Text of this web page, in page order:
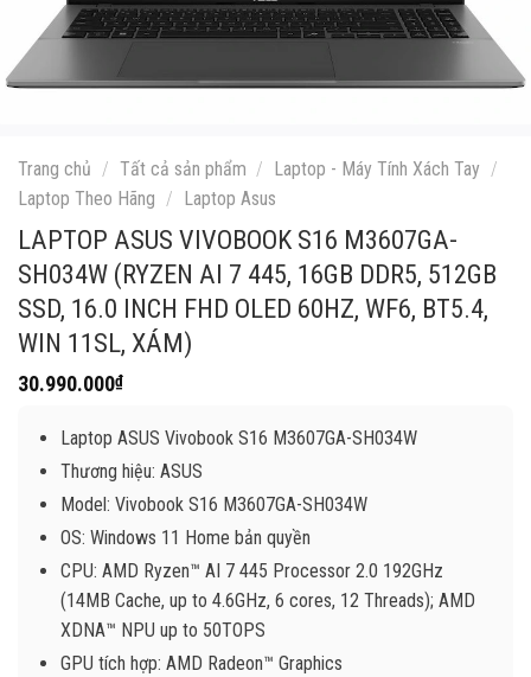
Trang chủ / Tất cả sản phẩm / Laptop - Máy Tính Xách Tay /
Laptop Theo Hãng / Laptop Asus
LAPTOP ASUS VIVOBOOK S16 M3607GA-
SH034W (RYZEN AI 7 445, 16GB DDR5, 512GB
SSD, 16.0 INCH FHD OLED 60HZ, WF6, BT5.4,
WIN 11SL, XÁM)
30.990.000₫
Laptop ASUS Vivobook S16 M3607GA-SH034W
Thương hiệu: ASUS
Model: Vivobook S16 M3607GA-SH034W
OS: Windows 11 Home bản quyền
CPU: AMD Ryzen™ AI 7 445 Processor 2.0 192GHz
(14MB Cache, up to 4.6GHz, 6 cores, 12 Threads); AMD
XDNA™ NPU up to 50TOPS
GPU tích hợp: AMD Radeon™ Graphics